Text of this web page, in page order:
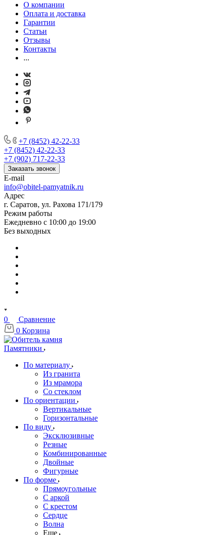
О компании
Оплата и доставка
Гарантии
Статьи
Отзывы
Контакты
...
+7 (8452) 42-22-33
+7 (8452) 42-22-33
+7 (902) 717-22-33
Заказать звонок
E-mail
info@obitel-pamyatnik.ru
Адрес
г. Саратов, ул. Рахова 171/179
Режим работы
Ежедневно с 10:00 до 19:00
Без выходных
0
Сравнение
0 Корзина
Памятники
По материалу
Из гранита
Из мрамора
Со стеклом
По ориентации
Вертикальные
Горизонтальные
По виду
Эксклюзивные
Резные
Комбинированные
Двойные
Фигурные
По форме
Прямоугольные
С аркой
С крестом
Сердце
Волна
Еще